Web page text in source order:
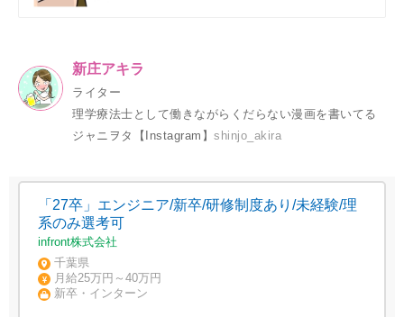
新庄アキラ
ライター
理学療法士として働きながらくだらない漫画を書いてる
ジャニヲタ【Instagram】 shinjo_akira
「27卒」エンジニア/新卒/研修制度あり/未経験/理
系のみ選考可
infront株式会社
千葉県
月給25万円～40万円
新卒・インターン